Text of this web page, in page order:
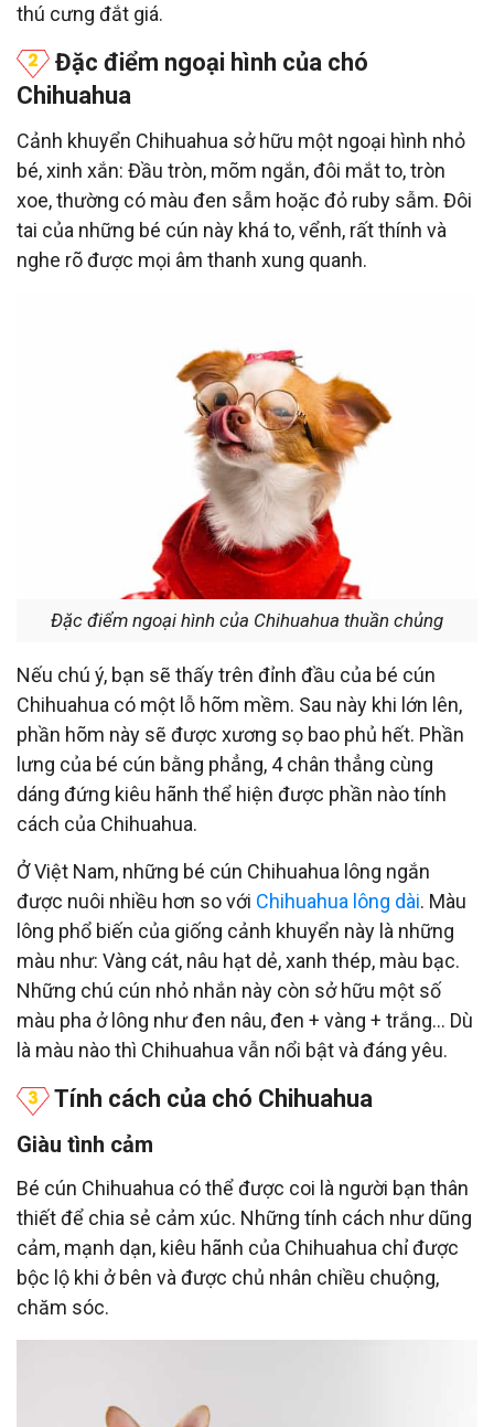
thú cưng đắt giá.
Đặc điểm ngoại hình của chó
Chihuahua
Cảnh khuyển Chihuahua sở hữu một ngoại hình nhỏ
bé, xinh xắn: Đầu tròn, mõm ngắn, đôi mắt to, tròn
xoe, thường có màu đen sẫm hoặc đỏ ruby sẫm. Đôi
tai của những bé cún này khá to, vểnh, rất thính và
nghe rõ được mọi âm thanh xung quanh.
Đặc điểm ngoại hình của Chihuahua thuần chủng
Nếu chú ý, bạn sẽ thấy trên đỉnh đầu của bé cún
Chihuahua có một lỗ hõm mềm. Sau này khi lớn lên,
phần hõm này sẽ được xương sọ bao phủ hết. Phần
lưng của bé cún bằng phẳng, 4 chân thẳng cùng
dáng đứng kiêu hãnh thể hiện được phần nào tính
cách của Chihuahua.
Ở Việt Nam, những bé cún Chihuahua lông ngắn
được nuôi nhiều hơn so với Chihuahua lông dài. Màu
lông phổ biến của giống cảnh khuyển này là những
màu như: Vàng cát, nâu hạt dẻ, xanh thép, màu bạc.
Những chú cún nhỏ nhắn này còn sở hữu một số
màu pha ở lông như đen nâu, đen + vàng + trắng… Dù
là màu nào thì Chihuahua vẫn nổi bật và đáng yêu.
Tính cách của chó Chihuahua
Giàu tình cảm
Bé cún Chihuahua có thể được coi là người bạn thân
thiết để chia sẻ cảm xúc. Những tính cách như dũng
cảm, mạnh dạn, kiêu hãnh của Chihuahua chỉ được
bộc lộ khi ở bên và được chủ nhân chiều chuộng,
chăm sóc.